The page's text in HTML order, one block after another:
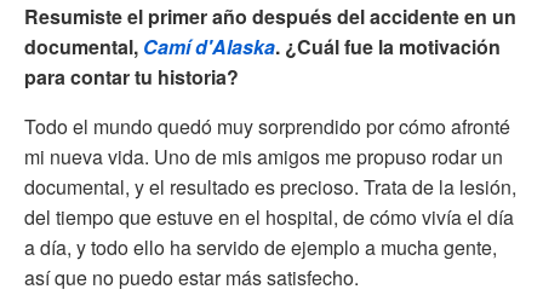
Resumiste el primer año después del accidente en un
documental, Camí d'Alaska. ¿Cuál fue la motivación
para contar tu historia?
Todo el mundo quedó muy sorprendido por cómo afronté
mi nueva vida. Uno de mis amigos me propuso rodar un
documental, y el resultado es precioso. Trata de la lesión,
del tiempo que estuve en el hospital, de cómo vivía el día
a día, y todo ello ha servido de ejemplo a mucha gente,
así que no puedo estar más satisfecho.